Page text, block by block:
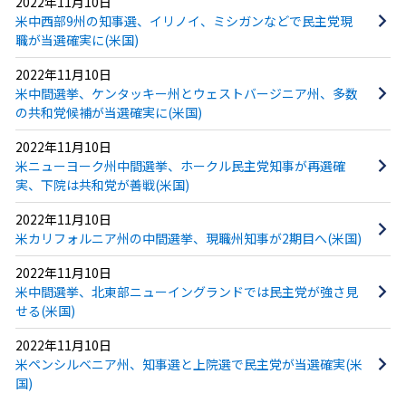
米中西部9州の知事選、イリノイ、ミシガンなどで民主党現
職が当選確実に(米国)
2022年11月10日
米中間選挙、ケンタッキー州とウェストバージニア州、多数
の共和党候補が当選確実に(米国)
2022年11月10日
米ニューヨーク州中間選挙、ホークル民主党知事が再選確
実、下院は共和党が善戦(米国)
2022年11月10日
米カリフォルニア州の中間選挙、現職州知事が2期目へ(米国)
2022年11月10日
米中間選挙、北東部ニューイングランドでは民主党が強さ見
せる(米国)
2022年11月10日
米ペンシルベニア州、知事選と上院選で民主党が当選確実(米
国)